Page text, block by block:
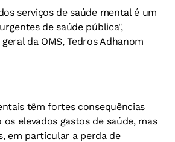
serviços de saúde mental é um
de saúde pública",
da OMS, Tedros Adhanom
têm fortes consequências
elevados gastos de saúde, mas
em particular a perda de